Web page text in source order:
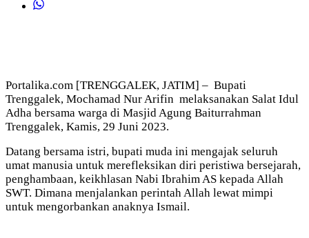
Portalika.com [TRENGGALEK, JATIM] – Bupati
Trenggalek, Mochamad Nur Arifin melaksanakan Salat Idul
Adha bersama warga di Masjid Agung Baiturrahman
Trenggalek, Kamis, 29 Juni 2023.
Datang bersama istri, bupati muda ini mengajak seluruh
umat manusia untuk merefleksikan diri peristiwa bersejarah,
penghambaan, keikhlasan Nabi Ibrahim AS kepada Allah
SWT. Dimana menjalankan perintah Allah lewat mimpi
untuk mengorbankan anaknya Ismail.